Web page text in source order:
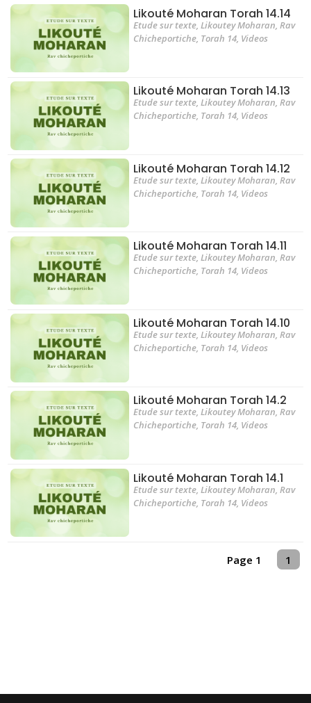
Likouté Moharan Torah 14.14
Etude sur texte,Likoutey Moharan,Rav
Chicheportiche, Torah 14, Videos
Likouté Moharan Torah 14.13
Etude sur texte,Likoutey Moharan,Rav
Chicheportiche, Torah 14, Videos
Likouté Moharan Torah 14.12
Etude sur texte Likoutey Moharan Rav
Chicheportiche Torah 14 Videos
Likouté Moharan Torah 14.11
Etude sur texte,Likoutey Moharan,Rav
Chicheportiche, Torah 14, Videos
Likouté Moharan Torah 14.10
Etude sur texte,Likoutey Moharan,Rav
Chicheportiche, Torah 14, Videos
Likouté Moharan Torah 14.2
Etude sur texte,Likoutey Moharan,Rav
Chicheportiche, Torah 14, Videos
Likouté Moharan Torah 14.1
Etude sur texte,Likoutey Moharan,Rav
Chicheportiche, Torah 14, Videos
Page 1 1